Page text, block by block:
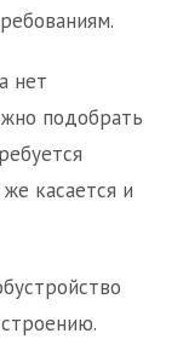
нет
подобрать
касается и